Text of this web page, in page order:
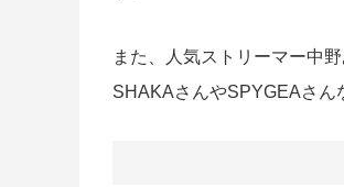
また、人気ストリーマー中
SHAKAさんやSPYGEAさん